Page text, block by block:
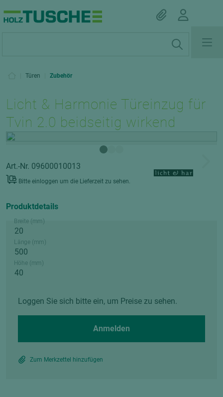
Türen Zubehör
Licht & Harmonie Türeinzug für
Tvin 2.0 beidseitig wirkend
Art.-Nr. 09600010013
Bitte einloggen um die Lieferzeit zu sehen.
Produktdetails
Breite (mm)
Länge (mm)
Höhe (mm)
Loggen Sie sich bitte ein, um Preise zu sehen.
Anmelden
Zum Merkzettel hinzufügen